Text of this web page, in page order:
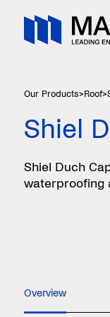
Our Products>Roof>
Shiel
Shiel Duch
waterproofing
Overview